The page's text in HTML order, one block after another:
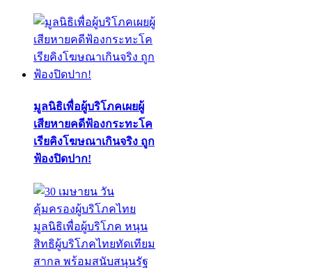
มูลนิธิเพื่อผู้บริโภคเผยผู้
เสียหายคดีฟ้องกระทะโค
เรียคิงโฆษณาเกินจริง ถูก
ฟ้องปิดปาก!